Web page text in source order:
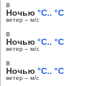
в
Ночью °C.. °C
ветер – м/c
в
Ночью °C.. °C
ветер – м/c
в
Ночью °C.. °C
ветер – м/c